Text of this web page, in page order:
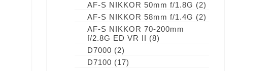
AF-S NIKKOR 50mm f/1.8G (2)
AF-S NIKKOR 58mm f/1.4G (2)
AF-S NIKKOR 70-200mm
f/2.8G ED VR II (8)
D7000 (2)
D7100 (17)